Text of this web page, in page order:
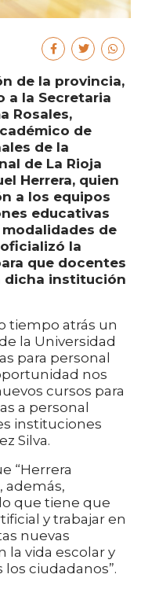
de la provincia,
a la Secretaria
Rosales,
de
de la
de La Rioja
Herrera, quien
a los equipos
educativas
de
la
que docentes
dicha institución
tiempo atrás un
la Universidad
para personal
nos
cursos para
a personal
instituciones
Silva.
“Herrera
además,
que tiene que
y trabajar en
nuevas
vida escolar y
ciudadanos”.